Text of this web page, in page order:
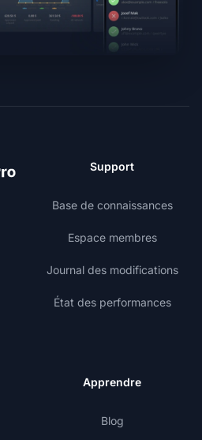
Support
Base de connaissances
Espace membres
Journal des modifications
État des performances
Apprendre
Blog